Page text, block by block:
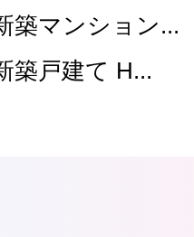
築マンション...
築戸建て H...